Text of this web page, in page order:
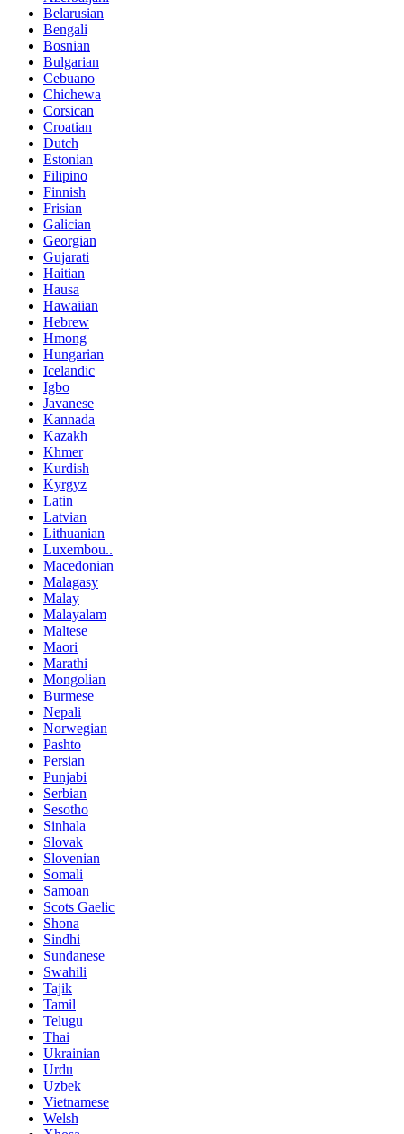
Belarusian
Bengali
Bosnian
Bulgarian
Cebuano
Chichewa
Corsican
Croatian
Dutch
Estonian
Filipino
Finnish
Frisian
Galician
Georgian
Gujarati
Haitian
Hausa
Hawaiian
Hebrew
Hmong
Hungarian
Icelandic
Igbo
Javanese
Kannada
Kazakh
Khmer
Kurdish
Kyrgyz
Latin
Latvian
Lithuanian
Luxembou..
Macedonian
Malagasy
Malay
Malayalam
Maltese
Maori
Marathi
Mongolian
Burmese
Nepali
Norwegian
Pashto
Persian
Punjabi
Serbian
Sesotho
Sinhala
Slovak
Slovenian
Somali
Samoan
Scots Gaelic
Shona
Sindhi
Sundanese
Swahili
Tajik
Tamil
Telugu
Thai
Ukrainian
Urdu
Uzbek
Vietnamese
Welsh